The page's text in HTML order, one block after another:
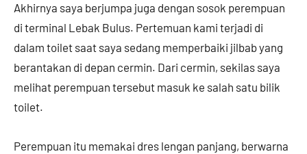
Akhirnya saya berjumpa juga dengan sosok perempuan
di terminal Lebak Bulus. Pertemuan kami terjadi di
dalam toilet saat saya sedang memperbaiki jilbab yang
berantakan di depan cermin. Dari cermin, sekilas saya
melihat perempuan tersebut masuk ke salah satu bilik
toilet.
Perempuan itu memakai dres lengan panjang, berwarna